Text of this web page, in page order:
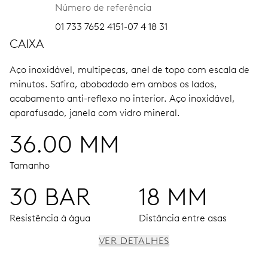
Número de referência
01 733 7652 4151-07 4 18 31
CAIXA
Aço inoxidável, multipeças, anel de topo com escala de
minutos. Safira, abobadado em ambos os lados,
acabamento anti-reflexo no interior. Aço inoxidável,
aparafusado, janela com vidro mineral.
36.00 MM
Tamanho
30 BAR
Resistência à água
18 MM
Distância entre asas
VER DETALHES